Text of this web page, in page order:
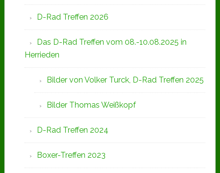
D-Rad Treffen 2026
Das D-Rad Treffen vom 08.-10.08.2025 in
Herrieden
Bilder von Volker Turck, D-Rad Treffen 2025
Bilder Thomas Weißkopf
D-Rad Treffen 2024
Boxer-Treffen 2023